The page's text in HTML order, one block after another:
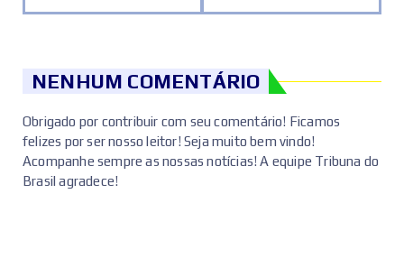
NENHUM COMENTÁRIO
Obrigado por contribuir com seu comentário! Ficamos
felizes por ser nosso leitor! Seja muito bem vindo!
Acompanhe sempre as nossas notícias! A equipe Tribuna do
Brasil agradece!